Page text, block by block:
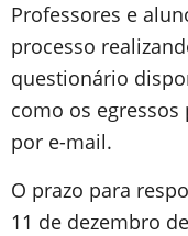
Professores e
processo
questionário
como os
por e-mail.
O prazo para
11 de dezembro